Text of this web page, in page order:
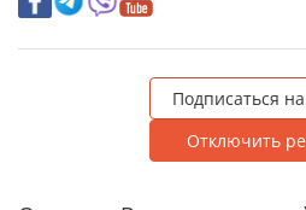
Подписаться
Отключить